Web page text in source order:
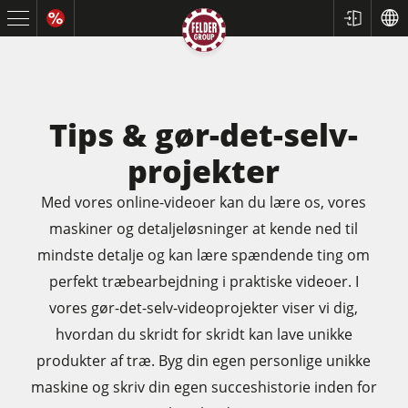
Rundsave / formatrundsave
Høvle
Fræsere
Tips & gør-det-selv-
projekter
Med vores online-videoer kan du lære os, vores
maskiner og detaljeløsninger at kende ned til
mindste detalje og kan lære spændende ting om
perfekt træbearbejdning i praktiske videoer. I
vores gør-det-selv-videoprojekter viser vi dig,
hvordan du skridt for skridt kan lave unikke
produkter af træ. Byg din egen personlige unikke
maskine og skriv din egen succeshistorie inden for